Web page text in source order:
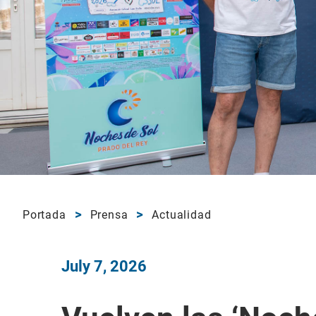
Portada Prensa Actualidad
July 7, 2026